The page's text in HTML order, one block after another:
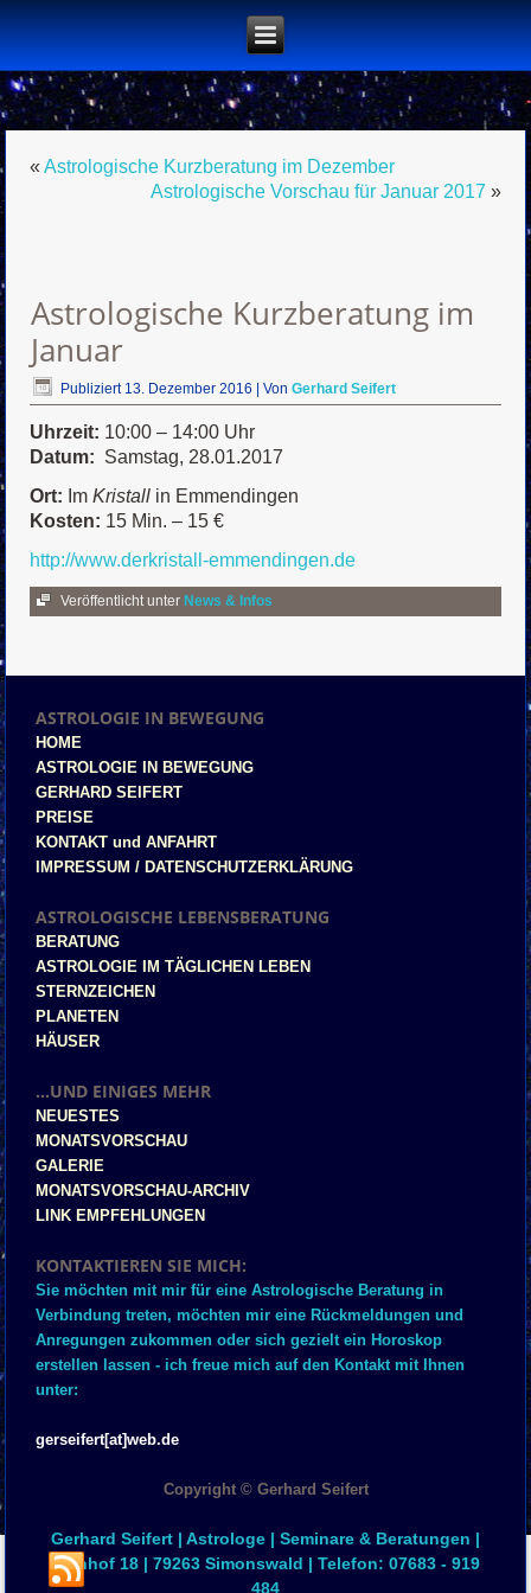
«Astrologische Kurzberatung im Dezember
Astrologische Vorschau für Januar 2017 »
Astrologische Kurzberatung im
Januar
Publiziert 13. Dezember 2016 |Von Gerhard Seifert
Uhrzeit: 10:00 – 14:00 Uhr
Datum: Samstag, 28.01.2017
Ort: ImKristall in Emmendingen
Kosten: 15 Min. – 15 €
http://www.derkristall-emmendingen.de
Veröffentlicht unter News & Infos
ASTROLOGIE IN BEWEGUNG
HOME
ASTROLOGIE IN BEWEGUNG
GERHARD SEIFERT
PREISE
KONTAKT und ANFAHRT
IMPRESSUM / DATENSCHUTZERKLÄRUNG
ASTROLOGISCHE LEBENSBERATUNG
BERATUNG
ASTROLOGIE IM TÄGLICHEN LEBEN
STERNZEICHEN
PLANETEN
HÄUSER
...UND EINIGES MEHR
NEUESTES
MONATSVORSCHAU
GALERIE
MONATSVORSCHAU-ARCHIV
LINK EMPFEHLUNGEN
KONTAKTIEREN SIE MICH:
Sie möchten mit mir für eine Astrologische Beratung in
Verbindung treten, möchten mir eine Rückmeldungen und
Anregungen zukommen oder sich gezielt ein Horoskop
erstellen lassen - ich freue mich auf den Kontakt mit Ihnen
unter:
gerseifert[at]web.de
Copyright © Gerhard Seifert
Gerhard Seifert | Astrologe | Seminare & Beratungen |
Eichhof 18 | 79263 Simonswald | Telefon: 07683 - 919
484